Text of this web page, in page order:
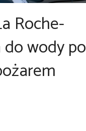
Roche-
wody po